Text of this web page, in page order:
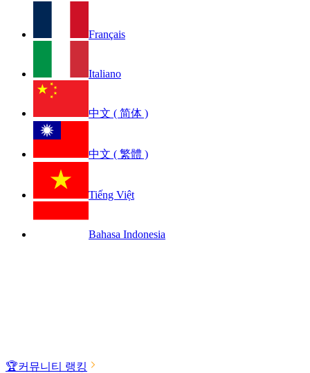
Français
Italiano
中文 ( 简体 )
中文 ( 繁體 )
Tiếng Việt
Bahasa Indonesia
🏆커뮤니티 랭킹